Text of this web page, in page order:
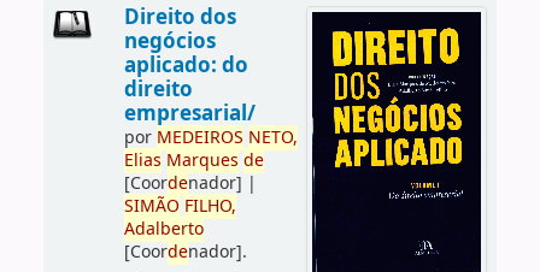
Direito dos
negócios
aplicado: do
direito
empresarial/
por MEDEIROS NETO,
Elias Marques de
[Coordenador] |
SIMÃO FILHO,
Adalberto
[Coordenador].